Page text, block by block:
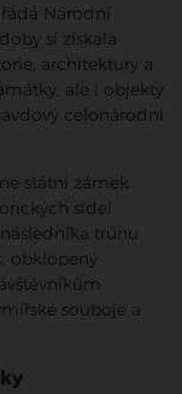
Národní
si získala
architektury a
ale i objekty
celonárodní
státní zámek
sídel
trůnu
obklopený
souboje a